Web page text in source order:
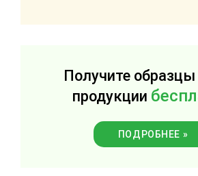
Получите
продукции
ПОДРОБНЕЕ »